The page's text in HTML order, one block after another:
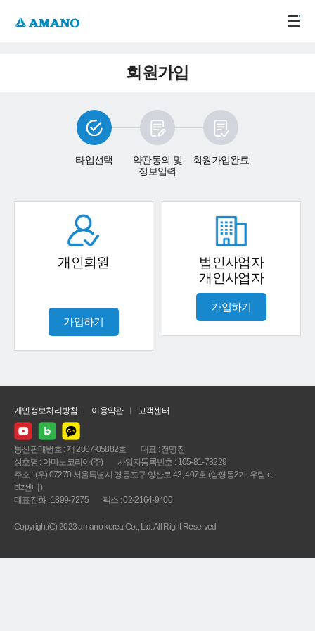
회원가입
타입선택
약관동의 및
정보입력
회원가입완료
개인회원
가입하기
법인사업자
개인사업자
가입하기
개인정보처리방침 이용약관 고객센터
통신판매번호 : 제 2007-05882호
대표 : 전명진
상호명 : 아마노코리아(주)
사업자등록번호 : 105-81-78229
주소 : (우) 07270 서울특별시 영등포구 양산로 43, 407호 (양평동3가, 우림 e-
biz센터)
대표전화 : 1899-7275
팩스 : 02-2164-9400
Copyright(C) 2023 amano korea Co., Ltd. All Right Reserved